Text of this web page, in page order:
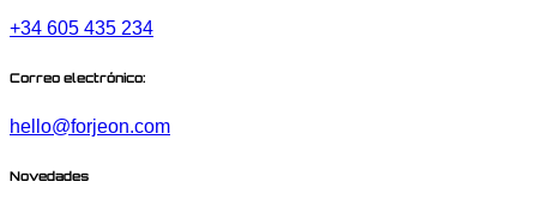
+34 605 435 234
Correo electrónico:
hello@forjeon.com
Novedades